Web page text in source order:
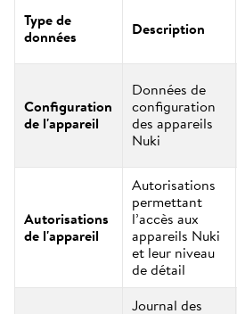
Type de
données Description
Configuration
de l'appareil
Données de
configuration
des appareils
Nuki
Autorisations
de l'appareil
Autorisations
permettant
l’accès aux
appareils Nuki
et leur niveau
de détail
Journal des